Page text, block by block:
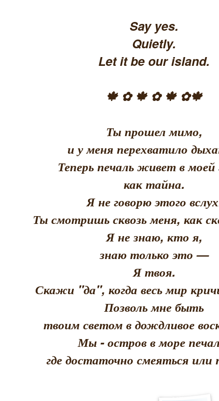
Say yes.
Quietly.
Let it be our island.
🍁 ✿ 🍁 ✿ 🍁 ✿🍁
Ты прошел мимо,
и у меня перехватило
Теперь печаль живет в моей
как тайна.
Я не говорю этого
Ты смотришь сквозь меня, как
Я не знаю, кто я,
знаю только это —
Я твоя.
Скажи "да", когда весь мир
Позволь мне быть
твоим светом в дождливое
Мы - остров в море
где достаточно смеяться или